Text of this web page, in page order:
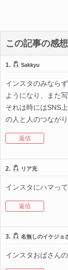
この記事の感
1. Sakkyu
インスタのみなら
ようになり、また
それは時にはSNS
の人と人のつなが
返信
2. リア充
インスタにハマっ
返信
3. 名無しのイケジョ
インスタおばさん